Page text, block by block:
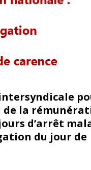
la
d’arrêt
du jour de